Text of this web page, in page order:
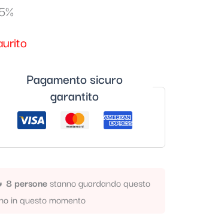
Pagamento sicuro
garantito
8 personestanno guardando questo
in questo momento